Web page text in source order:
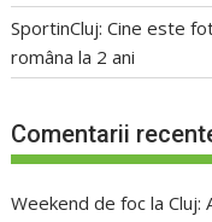
SportinCluj: Cine este
româna la 2 ani
Comentarii
Weekend de foc la Cluj: